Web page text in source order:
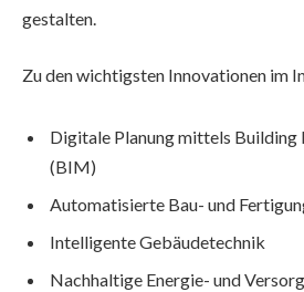
gestalten.
Zu den wichtigsten Innovationen im
Digitale Planung mittels
(BIM)
Automatisierte Bau- und
Intelligente Gebäudetechnik
Nachhaltige Energie- und